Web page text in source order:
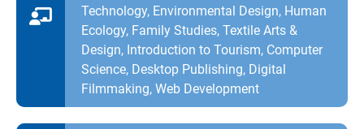
Technology, Environmental Design, Human
Ecology, Family Studies, Textile Arts &
Design, Introduction to Tourism, Computer
Science, Desktop Publishing, Digital
Filmmaking, Web Development